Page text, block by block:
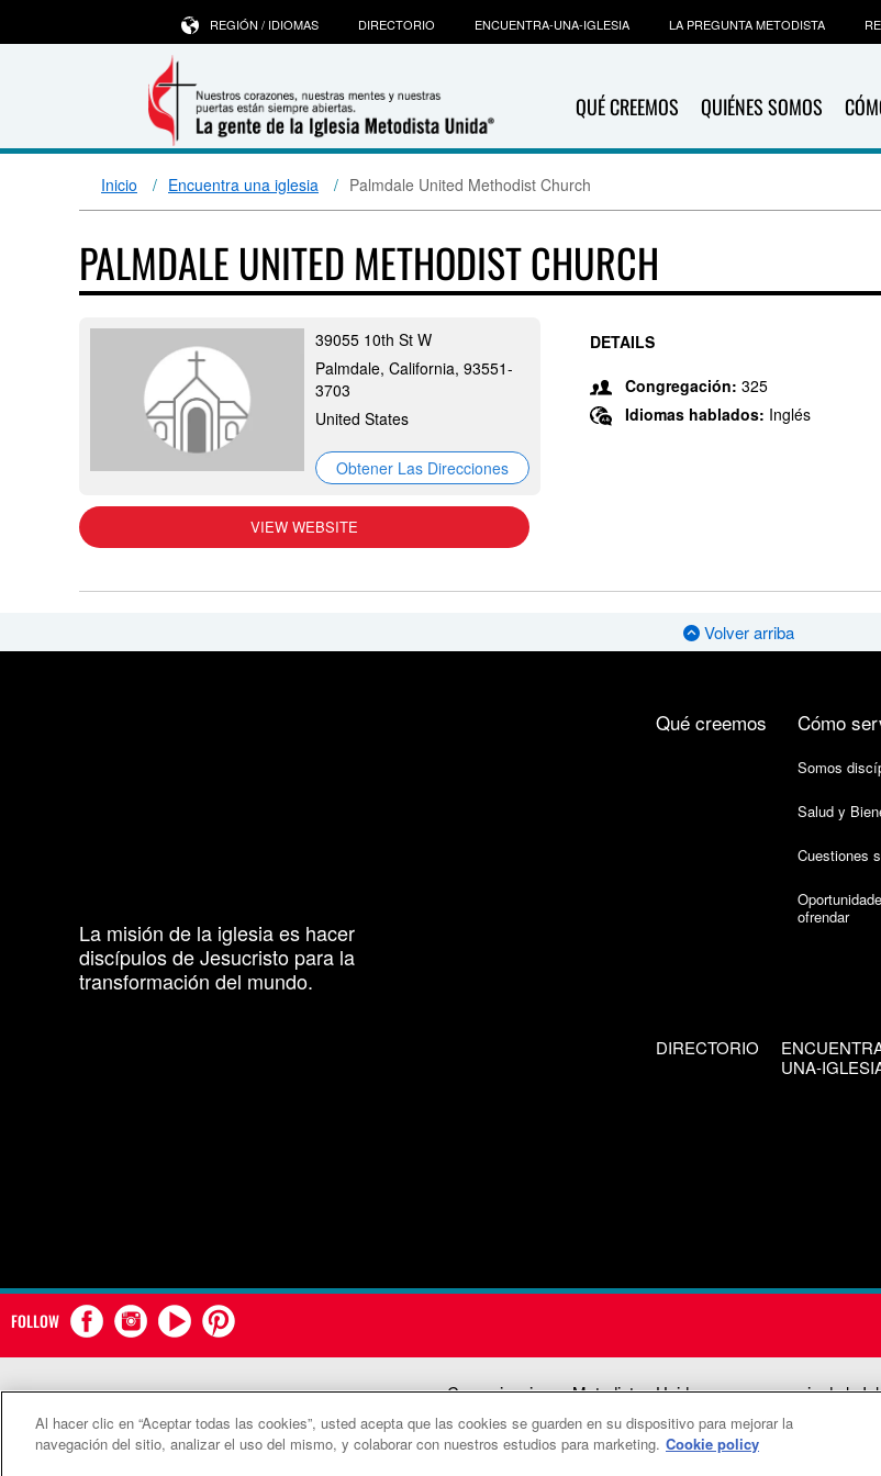
QUÉ CREEMOS QUIÉNES SOMOS
REGIÓN / IDIOMAS DIRECTORIO ENCUENTRA-UNA-IGLESIA LA PREGUNTA METODISTA
Inicio Encuentra una iglesia Palmdale United Methodist Church
PALMDALE UNITED METHODIST CHURCH
39055 10th St W
Palmdale, California, 93551-
3703
United States
Obtener Las Direcciones
VIEW WEBSITE
DETAILS
Congregación: 325
Idiomas hablados: Inglés
Volver arriba
La misión de la iglesia es hacer
discípulos de Jesucristo para la
transformación del mundo.
Qué creemos Cómo
Somos
Salud y
Cuestiones
ofrendar
DIRECTORIO
UNA-
FOLLOW
Comunicaciones Metodistas Unidas es una agencia de la
©2026 Comunicaciones Metodistas Unidas. Reservados
Al hacer clic en “Aceptar todas las cookies”, usted acepta que las cookies se guarden en su dispositivo para mejorar la
navegación del sitio, analizar el uso del mismo, y colaborar con nuestros estudios para marketing. Cookie policy